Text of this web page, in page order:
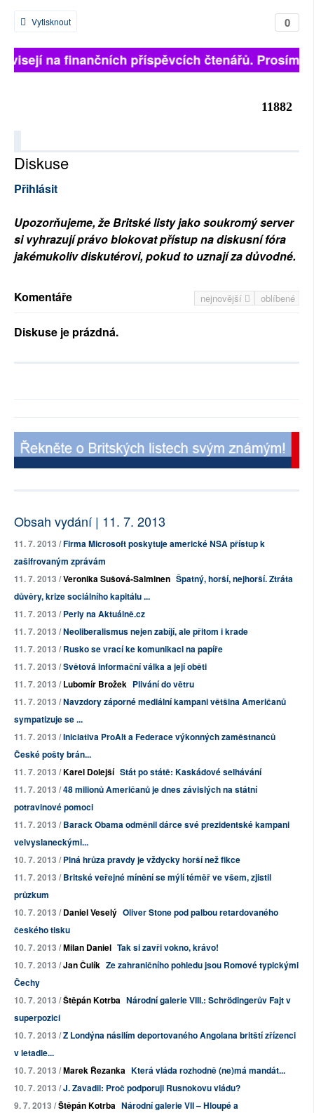
0
Vytisknout
na finančních příspěvcích čtenářů. Prosíme,
11882
Diskuse
Přihlásit
Upozorňujeme, že Britské listy jako soukromý server
si vyhrazují právo blokovat přístup na diskusní fóra
jakémukoliv diskutérovi, pokud to uznají za důvodné.
nejnovější oblíbené
Komentáře
Diskuse je prázdná.
Obsah vydání | 11. 7. 2013
11. 7. 2013 /Firma Microsoft poskytuje americké NSA přístup k
zašifrovaným zprávám
11. 7. 2013 /Veronika Sušová-Salminen Špatný, horší, nejhorší. Ztráta
důvěry, krize sociálního kapitálu ...
11. 7. 2013 /Perly na Aktuálně.cz
11. 7. 2013 /Neoliberalismus nejen zabíjí, ale přitom i krade
11. 7. 2013 /Rusko se vrací ke komunikaci na papíře
11. 7. 2013 /Světová informační válka a její oběti
11. 7. 2013 /Lubomír Brožek Plivání do větru
11. 7. 2013 /Navzdory záporné mediální kampani většina Američanů
sympatizuje se ...
11. 7. 2013 /Iniciativa ProAlt a Federace výkonných zaměstnanců
České pošty brán...
11. 7. 2013 /Karel Dolejší Stát po státě: Kaskádové selhávání
11. 7. 2013 /48 milionů Američanů je dnes závislých na státní
potravinové pomoci
11. 7. 2013 /Barack Obama odměnil dárce své prezidentské kampani
velvyslaneckými...
10. 7. 2013 /Plná hrůza pravdy je vždycky horší než fikce
11. 7. 2013 /Britské veřejné mínění se mýlí téměř ve všem, zjistil
průzkum
10. 7. 2013 /Daniel Veselý Oliver Stone pod palbou retardovaného
českého tisku
10. 7. 2013 /Milan Daniel Tak si zavři vokno, krávo!
10. 7. 2013 /Jan Čulík Ze zahraničního pohledu jsou Romové typickými
Čechy
10. 7. 2013 /Štěpán Kotrba Národní galerie VIII.: Schrödingerův Fajt v
superpozici
10. 7. 2013 /Z Londýna násilím deportovaného Angolana britští zřízenci
v letadle...
10. 7. 2013 /Marek Řezanka Která vláda rozhodně (ne)má mandát...
10. 7. 2013 /J. Zavadil: Proč podporuji Rusnokovu vládu?
9. 7. 2013 /Štěpán Kotrba Národní galerie VII – Hloupé a